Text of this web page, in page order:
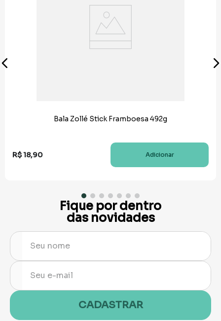
Bala Zollé Stick Framboesa 492g
R$18,90 Adicionar
Fique por dentro
das novidades
CADASTRAR